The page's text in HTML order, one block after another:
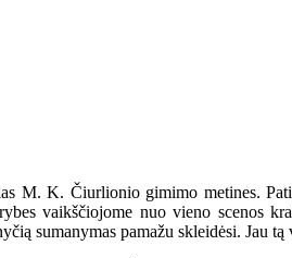
M. K. Čiurlionio gimimo metines.
vaikščiojome nuo vieno scenos
sumanymas pamažu skleidėsi. Jau